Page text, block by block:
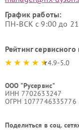
График работы:
ПН-ВСК с 9:00 до
Рейтинг сервисного
4.9-5.0
ООО "Русервис"
ИНН 7702633247
ОГРН 1077746335776
Поделиться в соц.